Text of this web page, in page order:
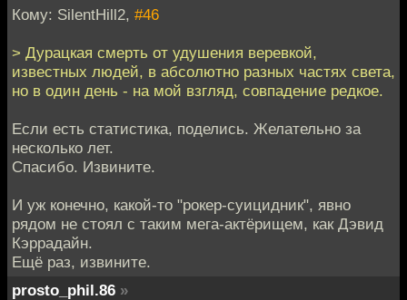
Кому: SilentHill2, #46
> Дурацкая смерть от удушения веревкой,
известных людей, в абсолютно разных частях света,
но в один день - на мой взгляд, совпадение редкое.
Если есть статистика, поделись. Желательно за
несколько лет.
Спасибо. Извините.
И уж конечно, какой-то "рокер-суицидник", явно
рядом не стоял с таким мега-актёрищем, как Дэвид
Кэррадайн.
Ещё раз, извините.
prosto_phil.86 »